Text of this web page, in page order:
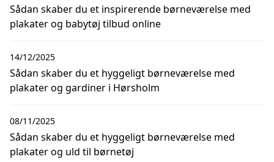
Sådan skaber du et inspirerende børneværelse med
plakater og babytøj tilbud online
Sådan skaber du et hyggeligt børneværelse med
plakater og gardiner i Hørsholm
14/12/2025
Sådan skaber du et hyggeligt børneværelse med
plakater og uld til børnetøj
08/11/2025